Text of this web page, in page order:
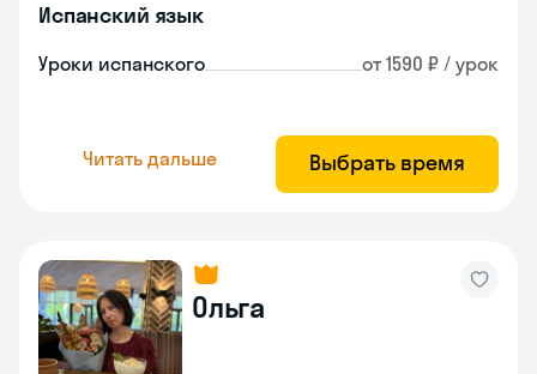
Испанский язык
Уроки испанского от 1590 ₽ / урок
Читать дальше Выбрать время
Ольга